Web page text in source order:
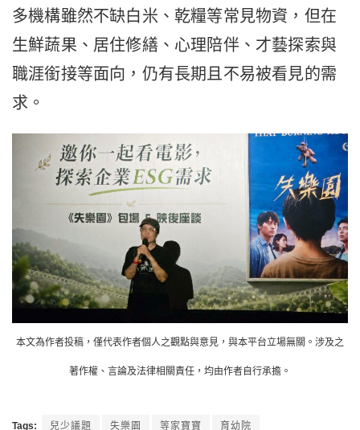
多機構雖然不缺白米、乾糧等常見物資，但在
生鮮蔬果、居住修繕、心理陪伴、才藝探索與
職涯銜接等面向，仍有長期且不易被看見的需
求。
本文為作者投稿，僅代表作者個人之觀點與意見，與本平台立場無關。涉及之
著作權、言論及法律相關責任，均由作者自行承擔。
Tags: 兒少議題 失樂園 等家寶寶 育幼院